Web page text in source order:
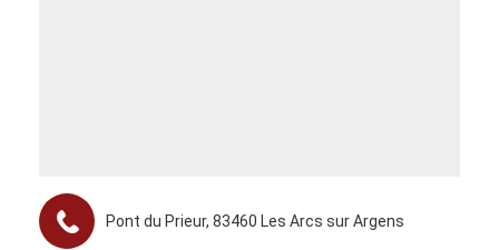
Pont du Prieur, 83460 Les Arcs sur Argens